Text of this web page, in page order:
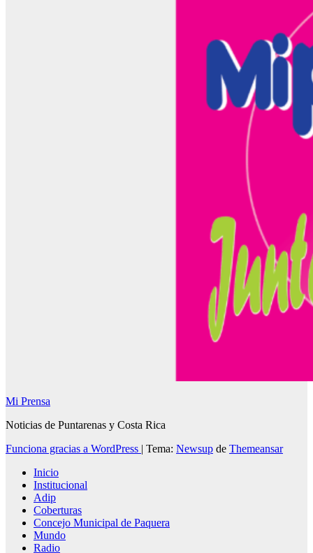
Mi Prensa
Noticias de Puntarenas y Costa Rica
Funciona gracias a WordPress | Tema: Newsup de Themeansar
Inicio
Institucional
Adip
Coberturas
Concejo Municipal de Paquera
Mundo
Radio